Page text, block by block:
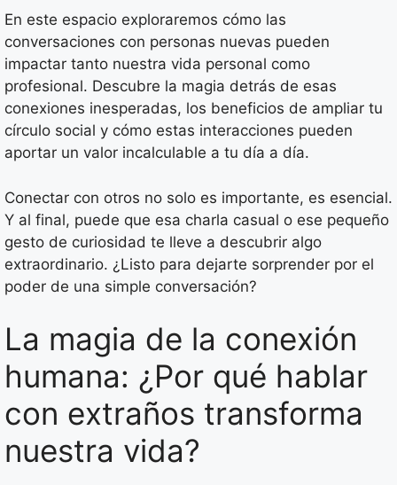
En este espacio exploraremos cómo las
conversaciones con personas nuevas pueden
impactar tanto nuestra vida personal como
profesional. Descubre la magia detrás de esas
conexiones inesperadas, los beneficios de ampliar tu
círculo social y cómo estas interacciones pueden
aportar un valor incalculable a tu día a día.
Conectar con otros no solo es importante, es esencial.
Y al final, puede que esa charla casual o ese pequeño
gesto de curiosidad te lleve a descubrir algo
extraordinario. ¿Listo para dejarte sorprender por el
poder de una simple conversación?
La magia de la conexión
humana: ¿Por qué hablar
con extraños transforma
nuestra vida?